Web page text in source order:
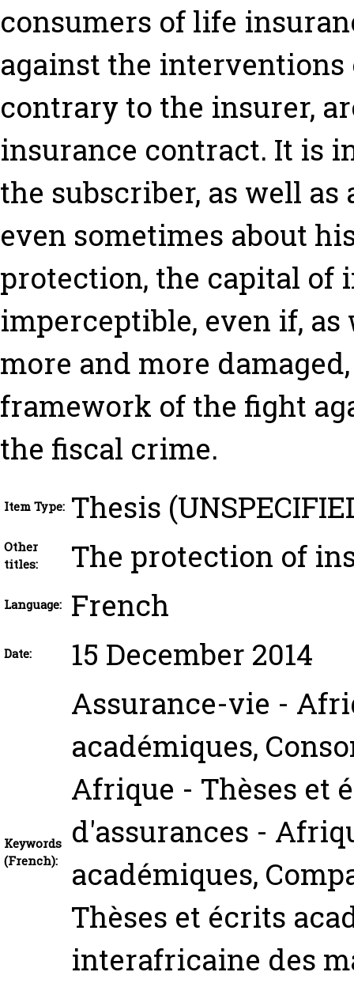
consumers of life
against the
contrary to the insurer,
insurance contract. It is
the subscriber, as well
even sometimes about
protection, the capital of
imperceptible, even if,
more and more
framework of the fight
the fiscal crime.
Item Type: Thesis
Other
titles:
The protection of
Language: French
Date: 15 December 2014
Keywords
(French):
Assurance-vie -
académiques,
Afrique - Thèses et
d'assurances -
académiques,
Thèses et écrits
interafricaine des